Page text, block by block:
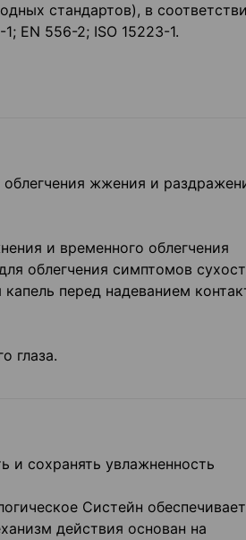
стандартов), в
EN 556-2; ISO 15223-1.
жжения и
и временного облегчения
облегчения симптомов
перед надеванием
глаза.
и сохранять увлажненность
Систейн обеспечивает
действия основан на